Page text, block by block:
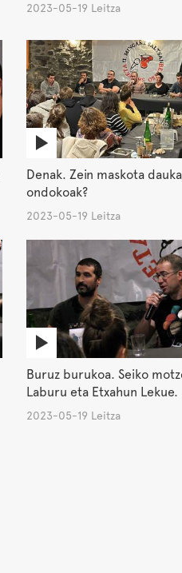
2023-05-19 Leitza
Denak. Zein maskota
ondokoak?
2023-05-19 Leitza
Buruz burukoa. Seiko
Laburu eta Etxahun Lekue.
2023-05-19 Leitza